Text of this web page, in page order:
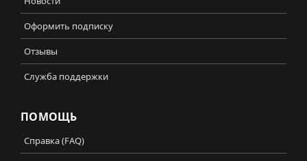
Оформить подписку
Отзывы
Служба поддержки
ПОМОЩЬ
Справка (FAQ)